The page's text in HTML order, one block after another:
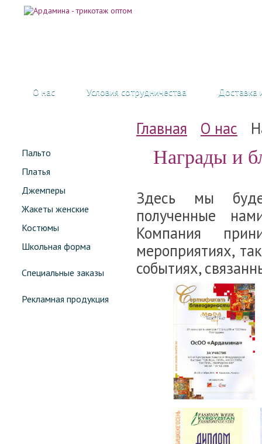
О нас Условия сотрудничества Доставка
Пальто
Платья
Джемперы
Жакеты женские
Костюмы
Школьная форма
Специальные заказы
Рекламная продукция
Главная О нас
Награды и
Здесь мы
полученные
Компания
мероприятиях,
событиях,